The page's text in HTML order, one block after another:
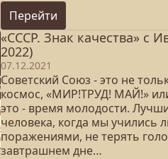
Перейти
«СССР. Знак качества» с
2022)
07.12.2021
Советский Союз - это не
космос, «МИР!ТРУД! МАЙ!»
это - время молодости.
человека, когда мы учились
поражениями, не терять
завтрашнем дне…